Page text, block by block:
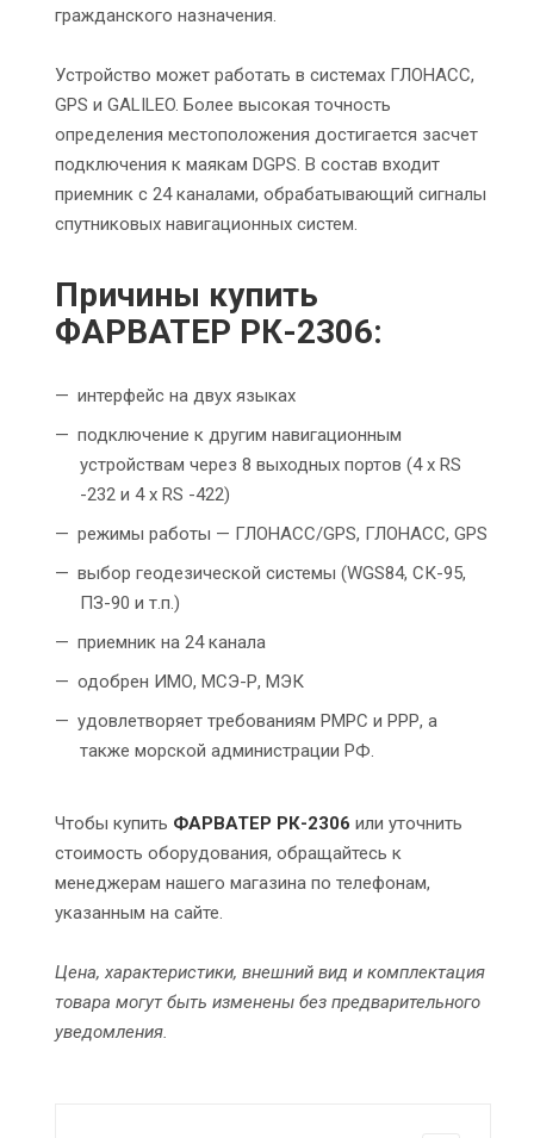
гражданского назначения.
Устройство может работать в системах ГЛОНАСС,
GPS и GALILEO. Более высокая точность
определения местоположения достигается засчет
подключения к маякам DGPS. В состав входит
приемник с 24 каналами, обрабатывающий сигналы
спутниковых навигационных систем.
Причины купить
ФАРВАТЕР РК-2306:
интерфейс на двух языках
подключение к другим навигационным
устройствам через 8 выходных портов (4 x RS
-232 и 4 x RS -422)
режимы работы — ГЛОНАСС/GPS, ГЛОНАСС, GPS
выбор геодезической системы (WGS84, СК-95,
ПЗ-90 и т.п.)
приемник на 24 канала
одобрен ИМО, МСЭ-Р, МЭК
удовлетворяет требованиям РМРС и РРР, а
также морской администрации РФ.
Чтобы купить ФАРВАТЕР РК-2306 или уточнить
стоимость оборудования, обращайтесь к
менеджерам нашего магазина по телефонам,
указанным на сайте.
Цена, характеристики, внешний вид и комплектация
товара могут быть изменены без предварительного
уведомления.